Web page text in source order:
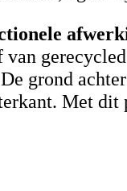
van
grond
Met dit